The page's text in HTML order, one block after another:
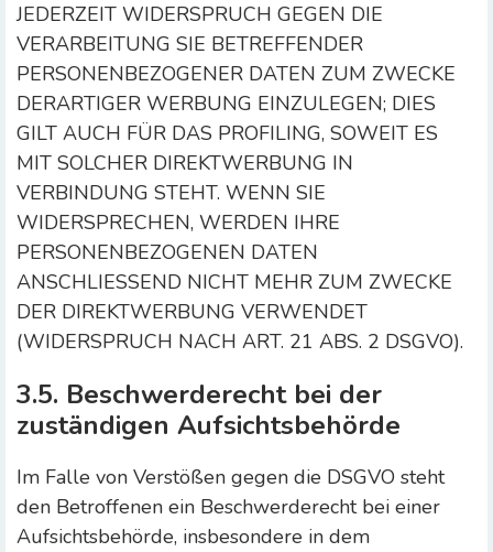
JEDERZEIT WIDERSPRUCH GEGEN DIE
VERARBEITUNG SIE BETREFFENDER
PERSONENBEZOGENER DATEN ZUM ZWECKE
DERARTIGER WERBUNG EINZULEGEN; DIES
GILT AUCH FÜR DAS PROFILING, SOWEIT ES
MIT SOLCHER DIREKTWERBUNG IN
VERBINDUNG STEHT. WENN SIE
WIDERSPRECHEN, WERDEN IHRE
PERSONENBEZOGENEN DATEN
ANSCHLIESSEND NICHT MEHR ZUM ZWECKE
DER DIREKTWERBUNG VERWENDET
(WIDERSPRUCH NACH ART. 21 ABS. 2 DSGVO).
3.5. Beschwerderecht bei der
zuständigen Aufsichtsbehörde
Im Falle von Verstößen gegen die DSGVO steht
den Betroffenen ein Beschwerderecht bei einer
Aufsichtsbehörde, insbesondere in dem